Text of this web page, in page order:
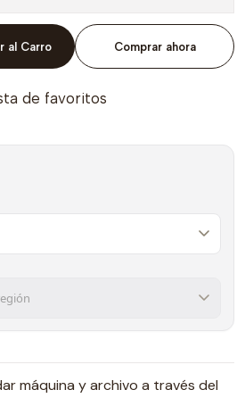
al Carro Comprar ahora
de favoritos
máquina y archivo a través del